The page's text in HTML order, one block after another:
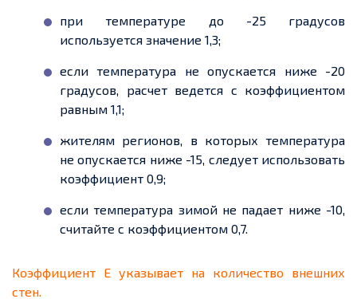
при температуре до -25 градусов
используется значение 1,3;
если температура не опускается ниже -20
градусов, расчет ведется с коэффициентом
равным 1,1;
жителям регионов, в которых температура
не опускается ниже -15, следует использовать
коэффициент 0,9;
если температура зимой не падает ниже -10,
считайте с коэффициентом 0,7.
Коэффициент E указывает на количество внешних
стен.